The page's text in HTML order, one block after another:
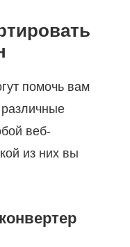
помочь вам
веб-
из них вы